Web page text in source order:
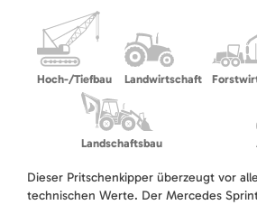
Hoch-/Tiefbau Landwirtschaft
Landschaftsbau
Dieser Pritschenkipper überzeugt vor
technischen Werte. Der Mercedes